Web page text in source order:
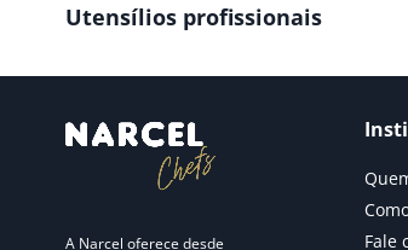
Utensílios profissionais
A Narcel oferece desde
Fale